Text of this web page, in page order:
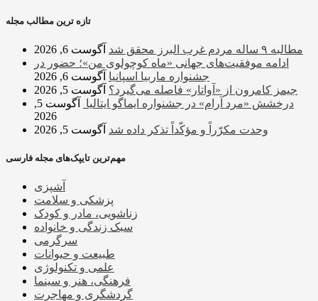
تازه ترین مطالب مجله
مطالبه ۹ ساله مردم غرب البرز محقق شد
آگوست 6, 2026
ادامه موفقیت‌های جهانی «ماه کوچولوی من»؛ حضور در
جشنواره ماربیا اسپانیا آگوست 6, 2026
جیمز کامرون از «آواتار» فاصله می‌گیرد؟ آگوست 5, 2026
درخشش «مرد آرام» در جشنواره ایماگو ایتالیا
آگوست 5,
2026
وحدت مکرّراً و مؤکّداً تذکر داده شد آگوست 5, 2026
مهم‌ترین تایپک‌های مجله فارسی
آشپزی
پزشکی و سلامت
زناشویی، مادر و کودک
سبک زندگی و خانواده
سرگرمی
طبیعت و حیوانات
علمی و تکنولوژی
فرهنگی، هنر و سینما
گردشگری و مهاجرت